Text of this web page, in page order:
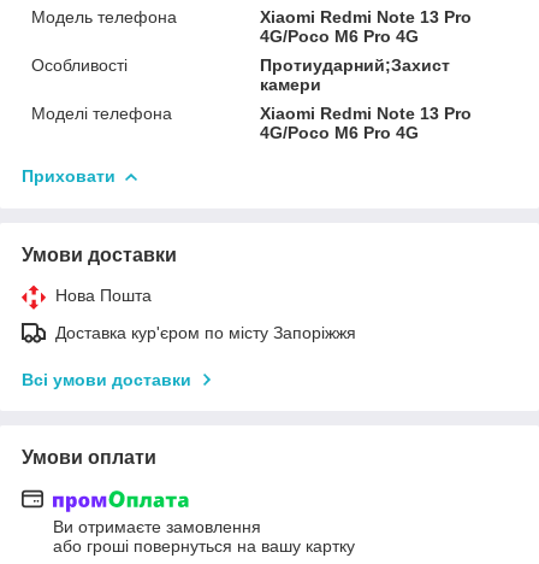
Модель телефона
Xiaomi Redmi Note 13 Pro
4G/Poco M6 Pro 4G
Особливості
Протиударний;Захист
камери
Моделі телефона
Xiaomi Redmi Note 13 Pro
4G/Poco M6 Pro 4G
Приховати
Умови доставки
Нова Пошта
Доставка кур'єром по місту Запоріжжя
Всі умови доставки
Умови оплати
Ви отримаєте замовлення
або гроші повернуться на вашу картку